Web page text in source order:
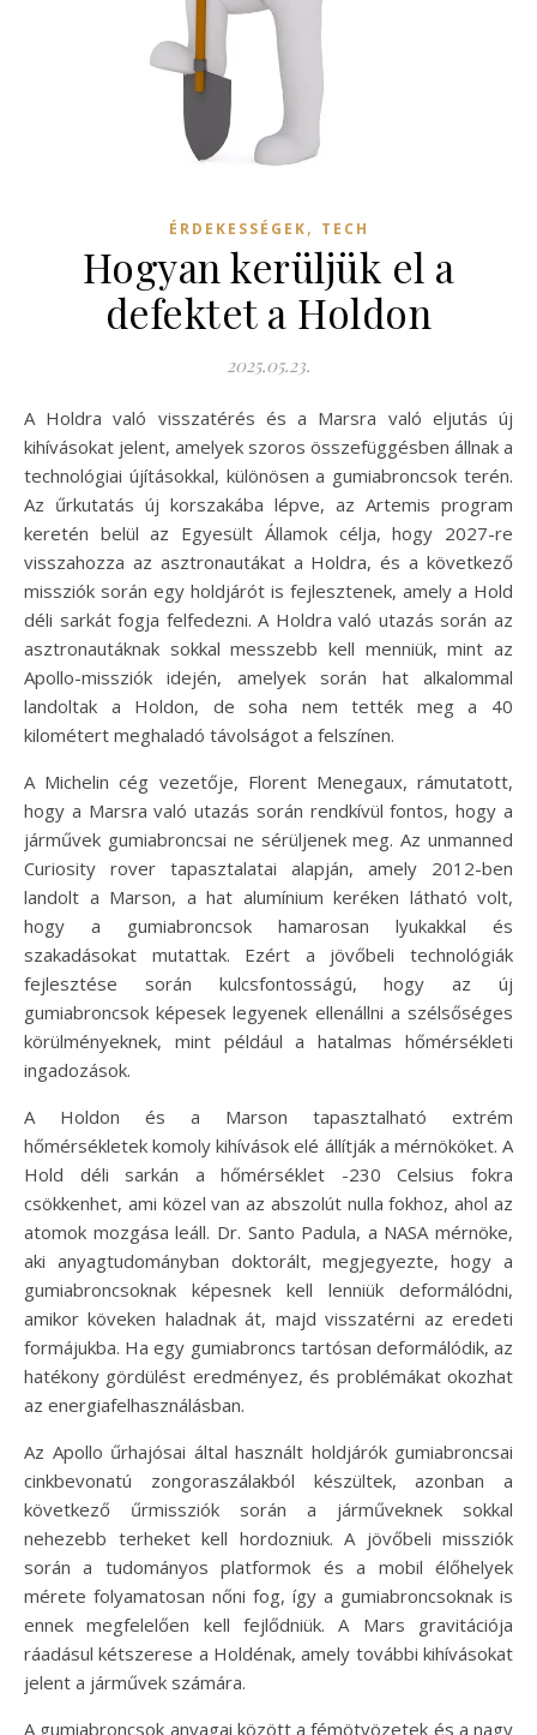
ÉRDEKESSÉGEK, TECH
Hogyan kerüljük el a
defektet a Holdon
2025.05.23.
A Holdra való visszatérés és a Marsra való eljutás új
kihívásokat jelent, amelyek szoros összefüggésben állnak a
technológiai újításokkal, különösen a gumiabroncsok terén.
Az űrkutatás új korszakába lépve, az Artemis program
keretén belül az Egyesült Államok célja, hogy 2027-re
visszahozza az asztronautákat a Holdra, és a következő
missziók során egy holdjárót is fejlesztenek, amely a Hold
déli sarkát fogja felfedezni. A Holdra való utazás során az
asztronautáknak sokkal messzebb kell menniük, mint az
Apollo-missziók idején, amelyek során hat alkalommal
landoltak a Holdon, de soha nem tették meg a 40
kilométert meghaladó távolságot a felszínen.
A Michelin cég vezetője, Florent Menegaux, rámutatott,
hogy a Marsra való utazás során rendkívül fontos, hogy a
járművek gumiabroncsai ne sérüljenek meg. Az unmanned
Curiosity rover tapasztalatai alapján, amely 2012-ben
landolt a Marson, a hat alumínium keréken látható volt,
hogy a gumiabroncsok hamarosan lyukakkal és
szakadásokat mutattak. Ezért a jövőbeli technológiák
fejlesztése során kulcsfontosságú, hogy az új
gumiabroncsok képesek legyenek ellenállni a szélsőséges
körülményeknek, mint például a hatalmas hőmérsékleti
ingadozások.
A Holdon és a Marson tapasztalható extrém
hőmérsékletek komoly kihívások elé állítják a mérnököket. A
Hold déli sarkán a hőmérséklet -230 Celsius fokra
csökkenhet, ami közel van az abszolút nulla fokhoz, ahol az
atomok mozgása leáll. Dr. Santo Padula, a NASA mérnöke,
aki anyagtudományban doktorált, megjegyezte, hogy a
gumiabroncsoknak képesnek kell lenniük deformálódni,
amikor köveken haladnak át, majd visszatérni az eredeti
formájukba. Ha egy gumiabroncs tartósan deformálódik, az
hatékony gördülést eredményez, és problémákat okozhat
az energiafelhasználásban.
Az Apollo űrhajósai által használt holdjárók gumiabroncsai
cinkbevonatú zongoraszálakból készültek, azonban a
következő űrmissziók során a járműveknek sokkal
nehezebb terheket kell hordozniuk. A jövőbeli missziók
során a tudományos platformok és a mobil élőhelyek
mérete folyamatosan nőni fog, így a gumiabroncsoknak is
ennek megfelelően kell fejlődniük. A Mars gravitációja
ráadásul kétszerese a Holdénak, amely további kihívásokat
jelent a járművek számára.
A gumiabroncsok anyagai között a fémötvözetek és a nagy